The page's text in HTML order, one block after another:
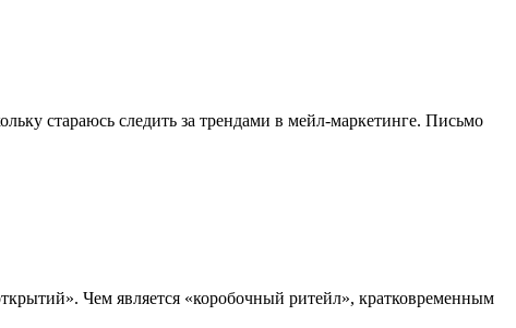
стараюсь следить за трендами в мейл-маркетинге. Письмо
Чем является «коробочный ритейл», кратковременным